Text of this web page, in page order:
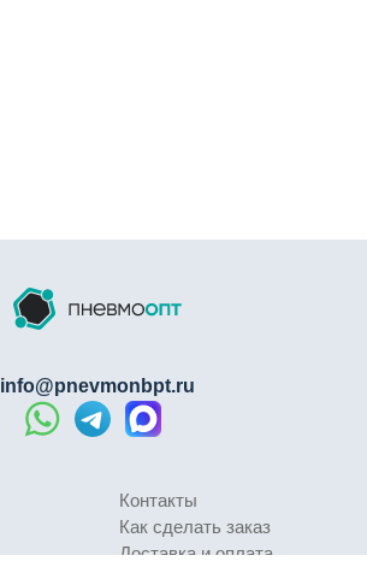
Контакты
Как сделать заказ
Доставка и оплата
info@pnevmonbpt.ru